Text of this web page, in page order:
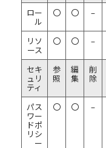
ロー
ル
〇 〇 –
リソ
ース
〇 〇 –
セキ
ュリ
ティ
参
照
編
集
削
除
パス
ワー
ドポ
リシ
ー
〇 〇 –